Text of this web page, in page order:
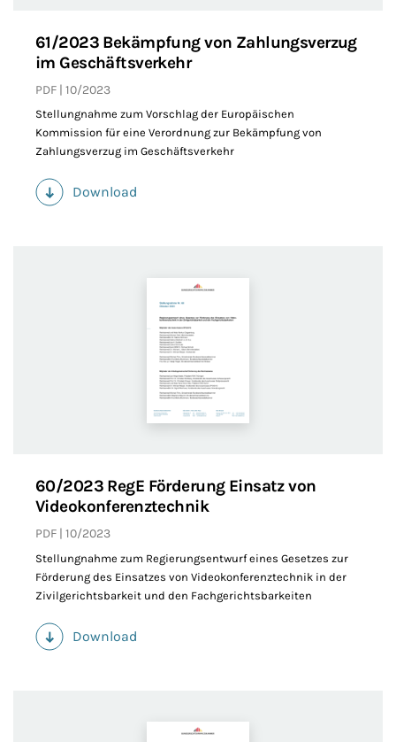
61/2023 Bekämpfung von Zahlungsverzug
im Geschäftsverkehr
PDF 10/2023
Stellungnahme zum Vorschlag der Europäischen
Kommission für eine Verordnung zur Bekämpfung von
Zahlungsverzug im Geschäftsverkehr
Download
(PDF)
60/2023 RegE Förderung Einsatz von
Videokonferenztechnik
PDF 10/2023
Stellungnahme zum Regierungsentwurf eines Gesetzes zur
Förderung des Einsatzes von Videokonferenztechnik in der
Zivilgerichtsbarkeit und den Fachgerichtsbarkeiten
Download
(PDF)